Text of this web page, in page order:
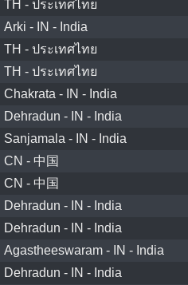
TH - ประเทศไทย
Arki - IN - India
TH - ประเทศไทย
TH - ประเทศไทย
Chakrata - IN - India
Dehradun - IN - India
Sanjamala - IN - India
CN - 中国
CN - 中国
Dehradun - IN - India
Dehradun - IN - India
Agastheeswaram - IN - India
Dehradun - IN - India